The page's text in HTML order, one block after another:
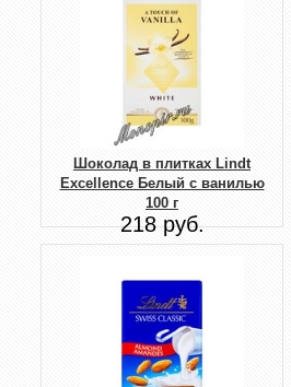
Шоколад в плитках Lindt
Excellence Белый с ванилью
100 г
218 руб.